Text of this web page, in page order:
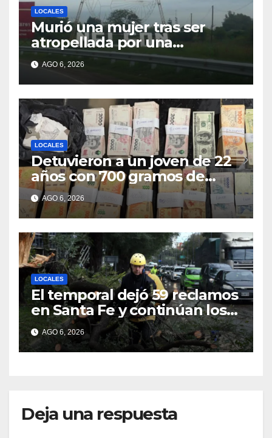
LOCALES
Murió una mujer tras ser
atropellada por una
motocicleta en Nelson
AGO 6, 2026
LOCALES
Detuvieron a un joven de 22
años con 700 gramos de
cocaína
AGO 6, 2026
LOCALES
El temporal dejó 59 reclamos
en Santa Fe y continúan los
operativos municipales
AGO 6, 2026
Deja una respuesta